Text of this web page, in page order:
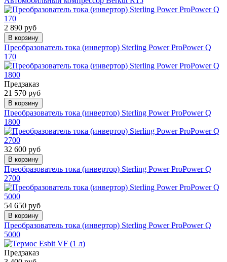
2 890 руб
В корзину
Преобразователь тока (инвертор) Sterling Power ProPower Q
170
Предзаказ
21 570 руб
В корзину
Преобразователь тока (инвертор) Sterling Power ProPower Q
1800
32 600 руб
В корзину
Преобразователь тока (инвертор) Sterling Power ProPower Q
2700
54 650 руб
В корзину
Преобразователь тока (инвертор) Sterling Power ProPower Q
5000
Предзаказ